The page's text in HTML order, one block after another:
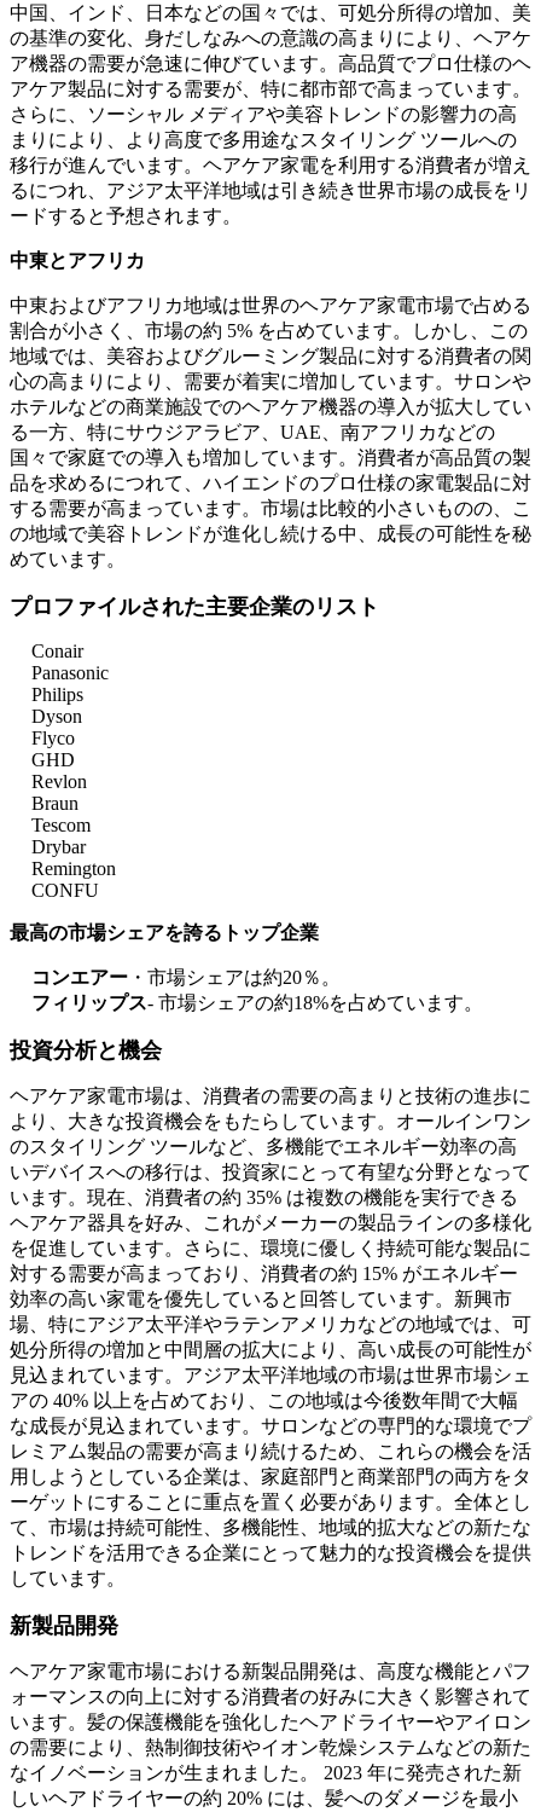
中国、インド、日本などの国々では、可処分所得の増加、美
の基準の変化、身だしなみへの意識の高まりにより、ヘアケ
ア機器の需要が急速に伸びています。高品質でプロ仕様のヘ
アケア製品に対する需要が、特に都市部で高まっています。
さらに、ソーシャル メディアや美容トレンドの影響力の高
まりにより、より高度で多用途なスタイリング ツールへの
移行が進んでいます。ヘアケア家電を利用する消費者が増え
るにつれ、アジア太平洋地域は引き続き世界市場の成長をリ
ードすると予想されます。
中東とアフリカ
中東およびアフリカ地域は世界のヘアケア家電市場で占める
割合が小さく、市場の約 5% を占めています。しかし、この
地域では、美容およびグルーミング製品に対する消費者の関
心の高まりにより、需要が着実に増加しています。サロンや
ホテルなどの商業施設でのヘアケア機器の導入が拡大してい
る一方、特にサウジアラビア、UAE、南アフリカなどの
国々で家庭での導入も増加しています。消費者が高品質の製
品を求めるにつれて、ハイエンドのプロ仕様の家電製品に対
する需要が高まっています。市場は比較的小さいものの、こ
の地域で美容トレンドが進化し続ける中、成長の可能性を秘
めています。
プロファイルされた主要企業のリスト
Conair
Panasonic
Philips
Dyson
Flyco
GHD
Revlon
Braun
Tescom
Drybar
Remington
CONFU
最高の市場シェアを誇るトップ企業
コンエアー ・市場シェアは約20％。
フィリップス- 市場シェアの約18%を占めています。
投資分析と機会
ヘアケア家電市場は、消費者の需要の高まりと技術の進歩に
より、大きな投資機会をもたらしています。オールインワン
のスタイリング ツールなど、多機能でエネルギー効率の高
いデバイスへの移行は、投資家にとって有望な分野となって
います。現在、消費者の約 35% は複数の機能を実行できる
ヘアケア器具を好み、これがメーカーの製品ラインの多様化
を促進しています。さらに、環境に優しく持続可能な製品に
対する需要が高まっており、消費者の約 15% がエネルギー
効率の高い家電を優先していると回答しています。新興市
場、特にアジア太平洋やラテンアメリカなどの地域では、可
処分所得の増加と中間層の拡大により、高い成長の可能性が
見込まれています。アジア太平洋地域の市場は世界市場シェ
アの 40% 以上を占めており、この地域は今後数年間で大幅
な成長が見込まれています。サロンなどの専門的な環境でプ
レミアム製品の需要が高まり続けるため、これらの機会を活
用しようとしている企業は、家庭部門と商業部門の両方をタ
ーゲットにすることに重点を置く必要があります。全体とし
て、市場は持続可能性、多機能性、地域的拡大などの新たな
トレンドを活用できる企業にとって魅力的な投資機会を提供
しています。
新製品開発
ヘアケア家電市場における新製品開発は、高度な機能とパフ
ォーマンスの向上に対する消費者の好みに大きく影響されて
います。髪の保護機能を強化したヘアドライヤーやアイロン
の需要により、熱制御技術やイオン乾燥システムなどの新た
なイノベーションが生まれました。 2023 年に発売された新
しいヘアドライヤーの約 20% には、髪へのダメージを最小